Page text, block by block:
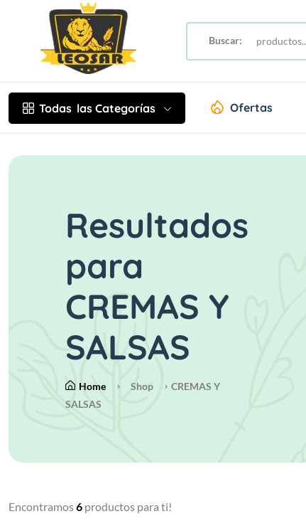
Buscar:
Todas las Categorías Ofertas
Resultados
para
CREMAS Y
SALSAS
Home Shop
CREMAS Y
SALSAS
Encontramos6 productos para ti!